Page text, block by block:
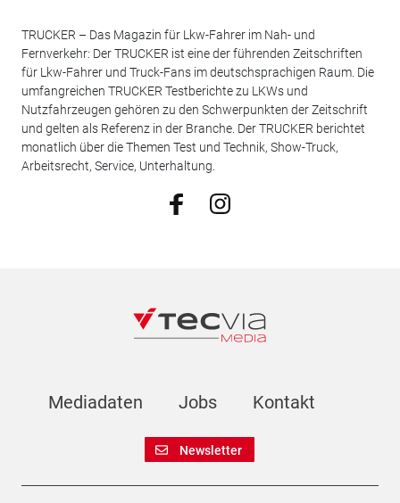
TRUCKER – Das Magazin für Lkw-Fahrer im Nah- und
Fernverkehr: Der TRUCKER ist eine der führenden Zeitschriften
für Lkw-Fahrer und Truck-Fans im deutschsprachigen Raum. Die
umfangreichen TRUCKER Testberichte zu LKWs und
Nutzfahrzeugen gehören zu den Schwerpunkten der Zeitschrift
und gelten als Referenz in der Branche. Der TRUCKER berichtet
monatlich über die Themen Test und Technik, Show-Truck,
Arbeitsrecht, Service, Unterhaltung.
Mediadaten Jobs Kontakt
Newsletter